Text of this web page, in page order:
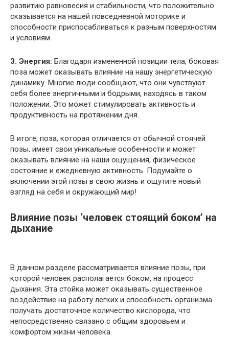
развитию равновесия и стабильности, что положительно
сказывается на нашей повседневной моторике и
способности приспосабливаться к разным поверхностям
и условиям.
3. Энергия: Благодаря измененной позиции тела, боковая
поза может оказывать влияние на нашу энергетическую
динамику. Многие люди сообщают, что они чувствуют
себя более энергичными и бодрыми, находясь в таком
положении. Это может стимулировать активность и
продуктивность на протяжении дня.
В итоге, поза, которая отличается от обычной стоячей
позы, имеет свои уникальные особенности и может
оказывать влияние на наши ощущения, физическое
состояние и ежедневную активность. Подумайте о
включении этой позы в свою жизнь и ощутите новый
взгляд на себя и окружающий мир!
Влияние позы ‘человек стоящий боком’ на
дыхание
В данном разделе рассматривается влияние позы, при
которой человек располагается боком, на процесс
дыхания. Эта стойка может оказывать существенное
воздействие на работу легких и способность организма
получать достаточное количество кислорода, что
непосредственно связано с общим здоровьем и
комфортом жизни человека.